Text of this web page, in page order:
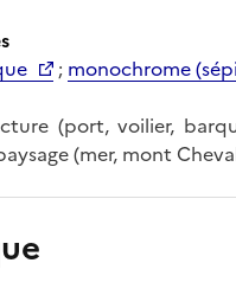
; monochrome
(port, voilier,
(mer, mont